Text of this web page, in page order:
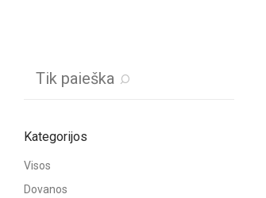
Tik paieška
Kategorijos
Visos
Dovanos